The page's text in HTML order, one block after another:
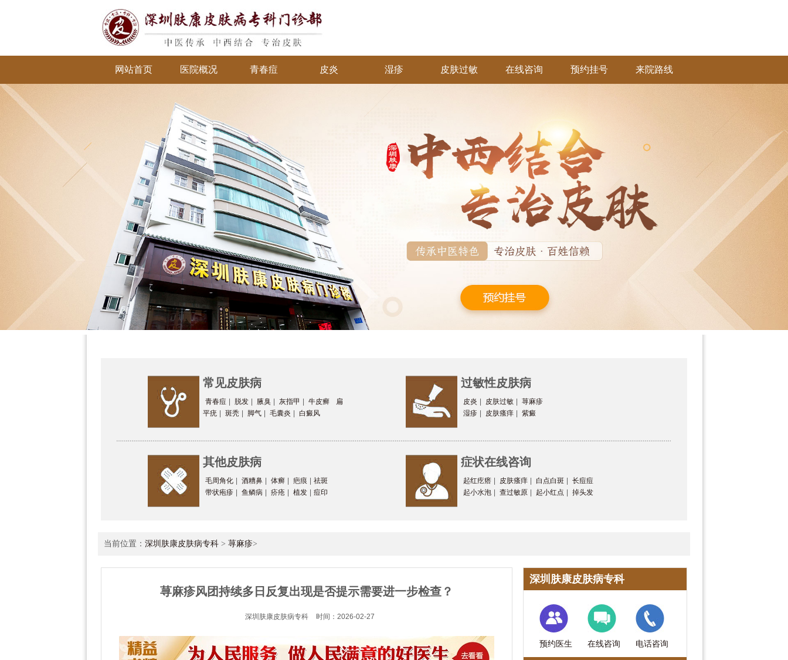
网站首页 医院概况 青春痘 皮炎 湿疹 皮肤过敏 在线咨询 预约挂号 来院路线
常见皮肤病
青春痘 脱发 腋臭 灰指甲 牛皮癣
扁
平疣
斑秃 脚气 毛囊炎 白癜风
过敏性皮肤病
皮炎 皮肤过敏
荨麻疹
湿疹
皮肤瘙痒 紫癜
其他皮肤病
毛周角化 酒糟鼻 体癣 疤痕
祛斑
带状疱疹
鱼鳞病 疥疮 植发 痘印
症状在线咨询
起红疙瘩 皮肤瘙痒 白点白斑
长痘痘
起小水泡
查过敏原 起小红点 掉头发
当前位置： 深圳肤康皮肤病专科 > 荨麻疹>
荨麻疹风团持续多日反复出现是否提示需要进一步检查？
深圳肤康皮肤病专科 时间：2026-02-27
深圳肤康皮肤病专科
预约医生 在线咨询 电话咨询